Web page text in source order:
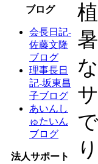
ブログ
会長日記-
佐藤文隆
ブログ
理事長日
記-坂東昌
子ブログ
あいんし
ゅたいん
ブログ
法人サポート